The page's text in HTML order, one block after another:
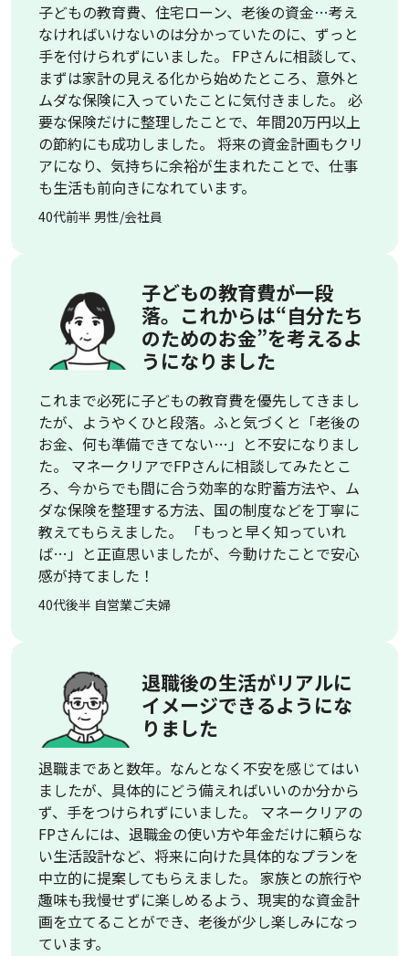
子どもの教育費、住宅ローン、老後の資金…考え
なければいけないのは分かっていたのに、ずっと
手を付けられずにいました。 FPさんに相談して、
まずは家計の見える化から始めたところ、意外と
ムダな保険に入っていたことに気付きました。 必
要な保険だけに整理したことで、年間20万円以上
の節約にも成功しました。 将来の資金計画もクリ
アになり、気持ちに余裕が生まれたことで、仕事
も生活も前向きになれています。
40代前半 男性/会社員
子どもの教育費が一段
落。これからは“自分たち
のためのお金”を考えるよ
うになりました
これまで必死に子どもの教育費を優先してきまし
たが、ようやくひと段落。ふと気づくと「老後の
お金、何も準備できてない…」と不安になりまし
た。 マネークリアでFPさんに相談してみたとこ
ろ、今からでも間に合う効率的な貯蓄方法や、ム
ダな保険を整理する方法、国の制度などを丁寧に
教えてもらえました。 「もっと早く知っていれ
ば…」と正直思いましたが、今動けたことで安心
感が持てました！
40代後半 自営業ご夫婦
退職後の生活がリアルに
イメージできるようにな
りました
退職まであと数年。なんとなく不安を感じてはい
ましたが、具体的にどう備えればいいのか分から
ず、手をつけられずにいました。 マネークリアの
FPさんには、退職金の使い方や年金だけに頼らな
い生活設計など、将来に向けた具体的なプランを
中立的に提案してもらえました。 家族との旅行や
趣味も我慢せずに楽しめるよう、現実的な資金計
画を立てることができ、老後が少し楽しみになっ
ています。